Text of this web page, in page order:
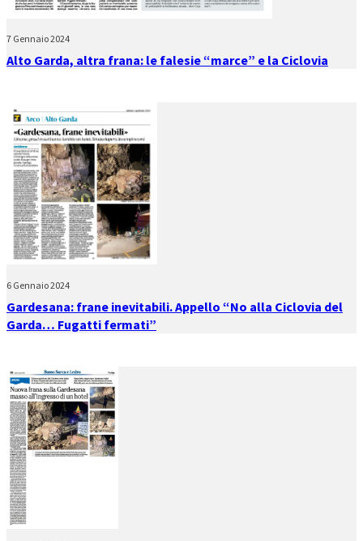
7 Gennaio 2024
Alto Garda, altra frana: le falesie “marce” e la Ciclovia
6 Gennaio 2024
Gardesana: frane inevitabili. Appello “No alla Ciclovia del
Garda… Fugatti fermati”